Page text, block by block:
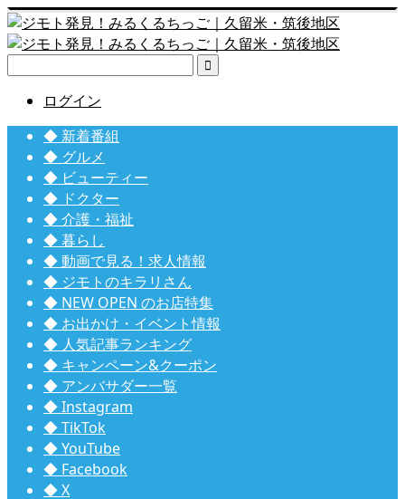

ログイン
◆ 新着番組
◆ グルメ
◆ ビューティー
◆ ドクター
◆ 介護・福祉
◆ 暮らし
◆ 動画で見る！求人情報
◆ ジモトのキラリさん
◆ NEW OPEN のお店特集
◆ お出かけ・イベント情報
◆ 人気記事ランキング
◆ キャンペーン&クーポン
◆ アンバサダー一覧
◆ Instagram
◆ TikTok
◆ YouTube
◆ Facebook
◆ X